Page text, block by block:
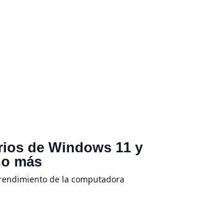
de Windows 11 y
más
de la computadora